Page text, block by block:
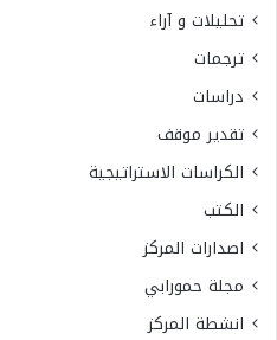
تحليلات و آراء
ترجمات
دراسات
تقدير موقف
الكراسات الاستراتيجية
الكتب
اصدارات المركز
مجلة حمورابي
انشطة المركز